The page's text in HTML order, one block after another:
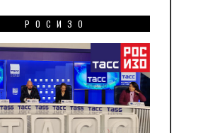
РОСИЗО